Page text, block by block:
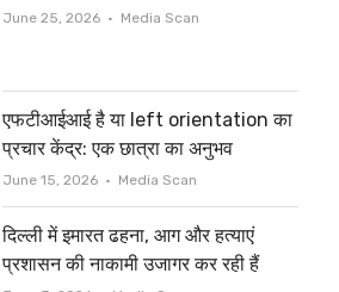
June 25, 2026 Author
Media Scan
एफटीआईआई है या left orientation का
प्रचार केंद्र: एक छात्रा का अनुभव
June 15, 2026 Author
Media Scan
दिल्ली में इमारत ढहना, आग और हत्याएं
प्रशासन की नाकामी उजागर कर रही हैं